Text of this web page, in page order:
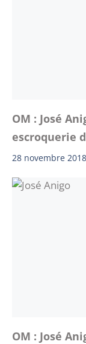
OM : José
escroquerie
28 novembre 2018
OM : José